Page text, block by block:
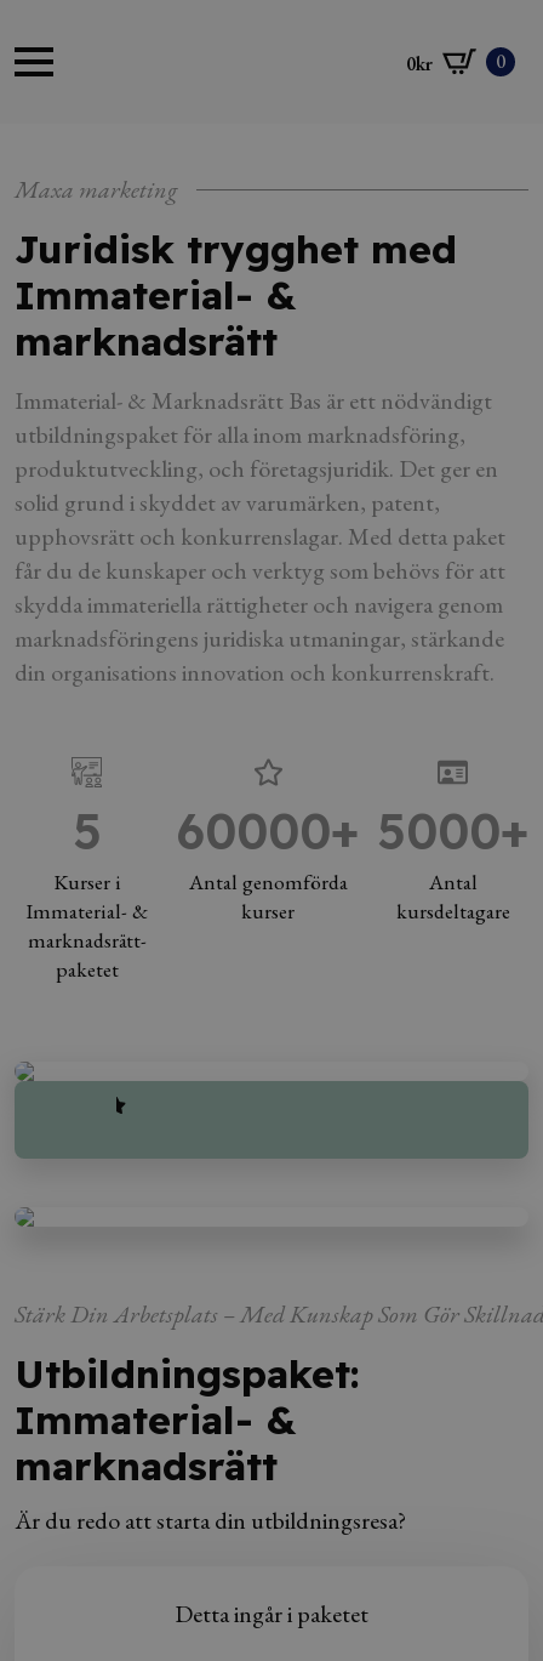
0kr 0
Maxa marketing
Juridisk trygghet med
Immaterial- &
marknadsrätt
Immaterial- & Marknadsrätt Bas är ett nödvändigt
utbildningspaket för alla inom marknadsföring,
produktutveckling, och företagsjuridik. Det ger en
solid grund i skyddet av varumärken, patent,
upphovsrätt och konkurrenslagar. Med detta paket
får du de kunskaper och verktyg som behövs för att
skydda immateriella rättigheter och navigera genom
marknadsföringens juridiska utmaningar, stärkande
din organisations innovation och konkurrenskraft.
5
Kurser i
Immaterial- &
marknadsrätt-
paketet
60000+
Antal genomförda
kurser
5000+
Antal
kursdeltagare
Stärk Din Arbetsplats – Med Kunskap Som Gör
Utbildningspaket:
Immaterial- &
marknadsrätt
Är du redo att starta din utbildningsresa?
Detta ingår i paketet